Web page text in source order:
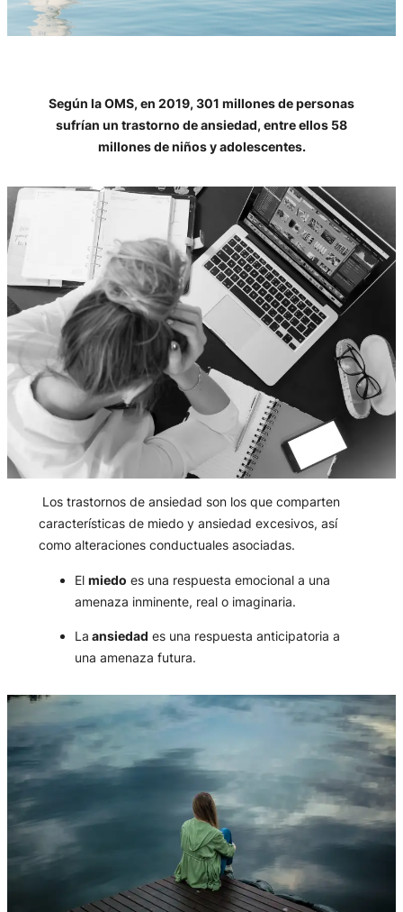
Según la OMS, en 2019, 301 millones de personas
sufrían un trastorno de ansiedad, entre ellos 58
millones de niños y adolescentes.
Los trastornos de ansiedad son los que comparten
características de miedo y ansiedad excesivos, así
como alteraciones conductuales asociadas.
El miedo es una respuesta emocional a una
amenaza inminente, real o imaginaria.
La ansiedad es una respuesta anticipatoria a
una amenaza futura.